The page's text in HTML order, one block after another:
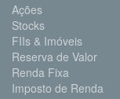
Ações
Stocks
FIIs & Imóveis
Reserva de Valor
Renda Fixa
Imposto de Renda